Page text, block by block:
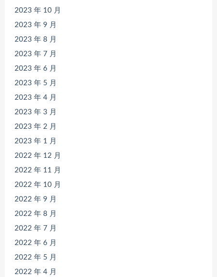
2023 年 10 月
2023 年 9 月
2023 年 8 月
2023 年 7 月
2023 年 6 月
2023 年 5 月
2023 年 4 月
2023 年 3 月
2023 年 2 月
2023 年 1 月
2022 年 12 月
2022 年 11 月
2022 年 10 月
2022 年 9 月
2022 年 8 月
2022 年 7 月
2022 年 6 月
2022 年 5 月
2022 年 4 月